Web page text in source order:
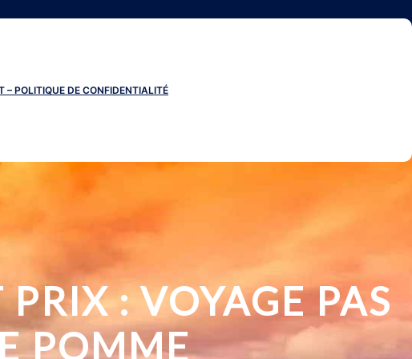
– POLITIQUE DE CONFIDENTIALITÉ
: VOYAGE PAS
POMME